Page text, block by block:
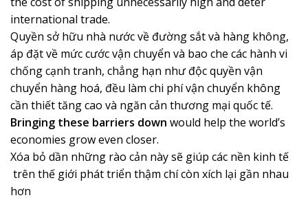
international trade.
Quyền sở hữu nhà nước về đường sắt và hàng không,
áp đặt về mức cước vận chuyển và bao che các hành vi
chống cạnh tranh, chẳng hạn như độc quyền vận
chuyển hàng hoá, đều làm chi phí vận chuyển không
cần thiết tăng cao và ngăn cản thương mại quốc tế.
Bringing these barriers down would help the world’s
economies grow even closer.
Xóa bỏ dần những rào cản này sẽ giúp các nền kinh tế
trên thế giới phát triển thậm chí còn xích lại gần nhau
hơn